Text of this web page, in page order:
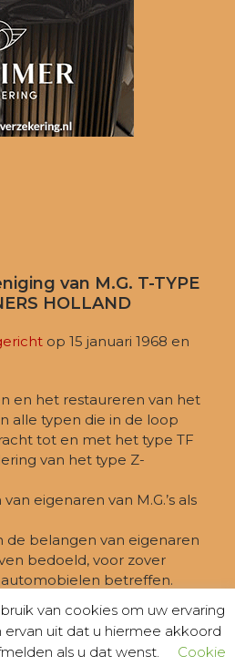
van M.G. T-TYPE
HOLLAND
op 15 januari 1968 en
en het restaureren van het
alle typen die in de loop
tot en met het type TF
van het type Z-
eigenaren van M.G.’s als
de belangen van eigenaren
bedoeld, voor zover
betreffen.
van cookies om uw ervaring
uit dat u hiermee akkoord
als u dat wenst.
Cookie